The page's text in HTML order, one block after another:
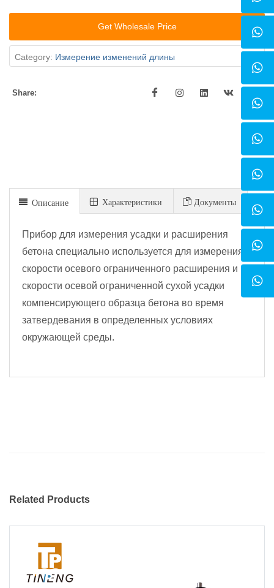
Get Wholesale Price
Category: Измерение изменений длины
Share:
Описание Xарактеристики Документы
Прибор для измерения усадки и расширения
бетона специально используется для измерения
скорости осевого ограниченного расширения и
скорости осевой ограниченной сухой усадки
компенсирующего образца бетона во время
затвердевания в определенных условиях
окружающей среды.
Related Products